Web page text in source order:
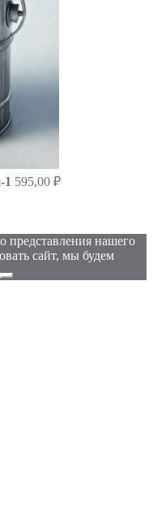
1 595,00 ₽
представления нашего
сайт, мы будем